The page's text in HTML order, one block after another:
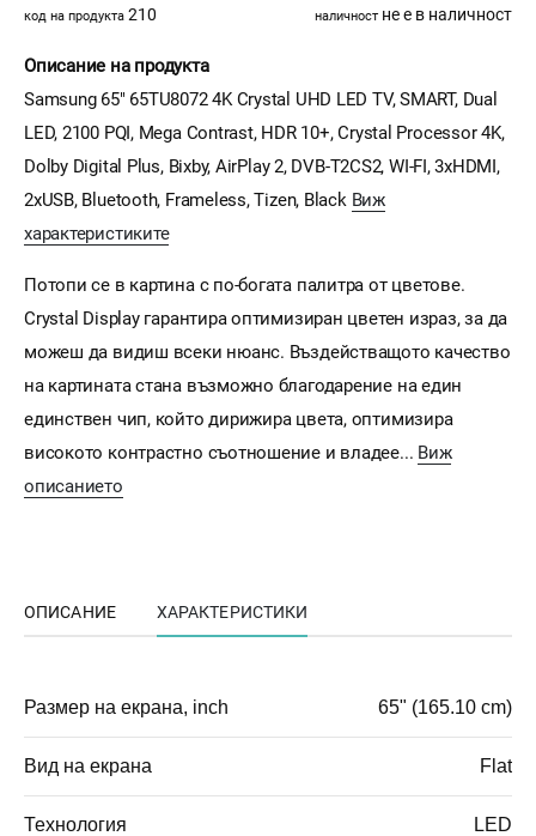
код на продукта 210 наличност не е в наличност
Описание на продукта
Samsung 65" 65TU8072 4K Crystal UHD LED TV, SMART, Dual
LED, 2100 PQI, Mega Contrast, HDR 10+, Crystal Processor 4K,
Dolby Digital Plus, Bixby, AirPlay 2, DVB-T2CS2, WI-FI, 3xHDMI,
2xUSB, Bluetooth, Frameless, Tizen, Black Виж
характеристиките
Потопи се в картина с по-богата палитра от цветове.
Crystal Display гарантира оптимизиран цветен израз, за да
можеш да видиш всеки нюанс. Въздействащото качество
на картината стана възможно благодарение на един
единствен чип, който дирижира цвета, оптимизира
високото контрастно съотношение и владее... Виж
описанието
ОПИСАНИЕ ХАРАКТЕРИСТИКИ
Размер на екрана, inch 65" (165.10 cm)
Вид на екрана Flat
Технология LED